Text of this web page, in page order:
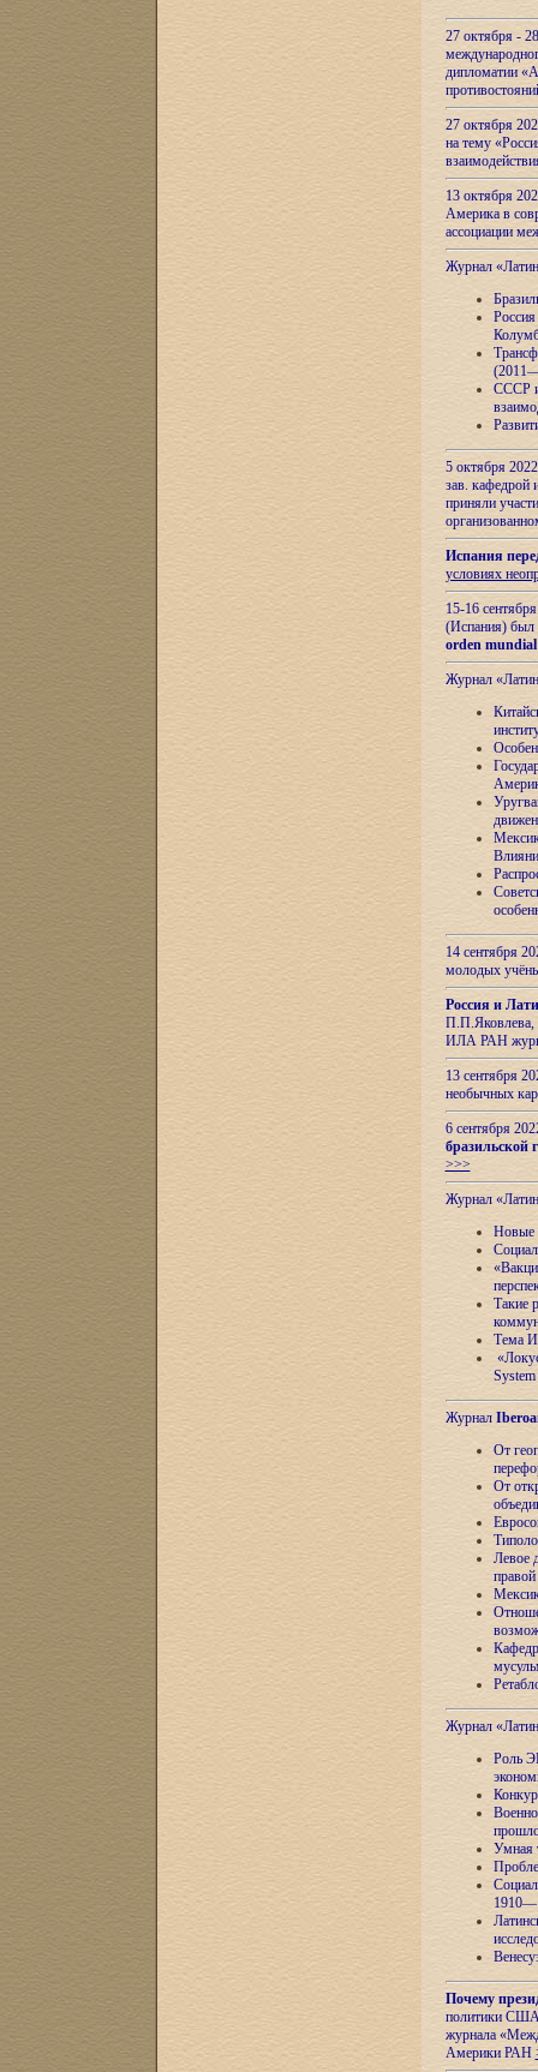
27 октября -
дипломатии
27 октября
на тему
13 октября
Америка в
ассоциации
Журнал
СССР и
5 октября
зав.
приняли
Испания
условиях
15-16
(Испания) был
orden
Журнал
14 сентября
молодых
Россия и
П.П.Яковлева,
ИЛА РАН
13 сентября
необычных
6 сентября
бразильской
>>>
Журнал
Новые
Такие
Тема
Журнал
От
От
Левое
Журнал
Роль
Умная
Почему
политики США
журнала
Америки РАН